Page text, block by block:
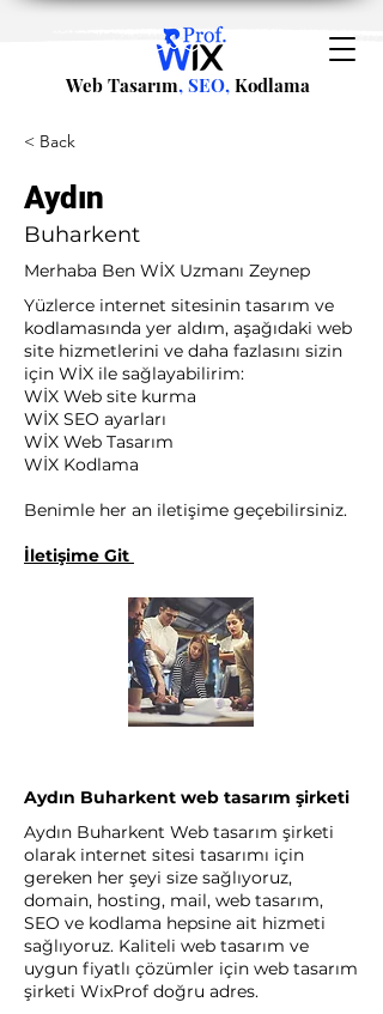
Web Tasarım, SEO, Kodlama
< Back
Aydın
Buharkent
Merhaba Ben WİX Uzmanı Zeynep
Yüzlerce internet sitesinin tasarım ve
kodlamasında yer aldım, aşağıdaki web
site hizmetlerini ve daha fazlasını sizin
için WİX ile sağlayabilirim:​ ​
WİX Web site kurma
WİX SEO ayarları
WİX Web Tasarım
WİX Kodlama ​
Benimle her an iletişime geçebilirsiniz.
İletişime Git
Aydın Buharkent web tasarım şirketi
Aydın Buharkent Web tasarım şirketi
olarak internet sitesi tasarımı için
gereken her şeyi size sağlıyoruz,
domain, hosting, mail, web tasarım,
SEO ve kodlama hepsine ait hizmeti
sağlıyoruz. Kaliteli web tasarım ve
uygun fiyatlı çözümler için web tasarım
şirketi WixProf doğru adres.